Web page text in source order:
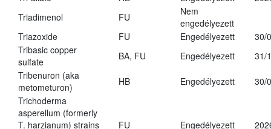
Triadimenol
FU
Nem
engedélyezett
Triazoxide
FU Engedélyezett
30/
Tribasic copper
sulfate
BA, FU Engedélyezett
31/
Tribenuron (aka
metometuron)
HB Engedélyezett
30/
Trichoderma
asperellum (formerly
T. harzianum) strains
FU Engedélyezett